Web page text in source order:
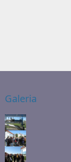
Galeria